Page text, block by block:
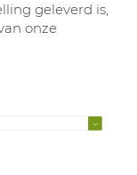
geleverd is,
onze